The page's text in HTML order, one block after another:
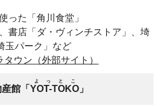
った「角川食堂」
書店「ダ・ヴィンチストア」、埼
玉パーク」など
ウン（外部サイト）
産館「YOT-TOKO
よっとこ
」